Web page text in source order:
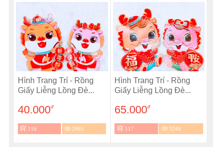
Hình Trang Trí - Rồng
Giấy Liễng Lồng Đè...
40.000đ
116 2865
Hình Trang Trí - Rồng
Giấy Liễng Lồng Đè...
65.000đ
117 3249